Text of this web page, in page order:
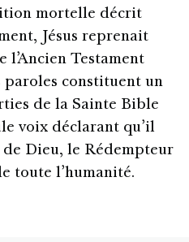
mortelle décrit
Jésus reprenait
l’Ancien Testament
paroles constituent un
de la Sainte Bible
voix déclarant qu’il
de Dieu, le Rédempteur
toute l’humanité.